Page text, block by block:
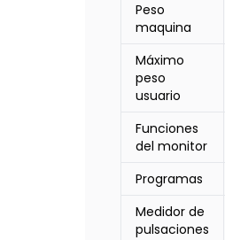
Peso
maquina
Máximo
peso
usuario
Funciones
del monitor
Programas
Medidor de
pulsaciones